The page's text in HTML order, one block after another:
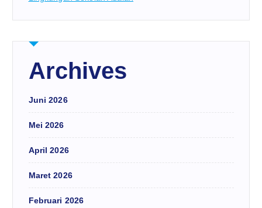
Archives
Juni 2026
Mei 2026
April 2026
Maret 2026
Februari 2026